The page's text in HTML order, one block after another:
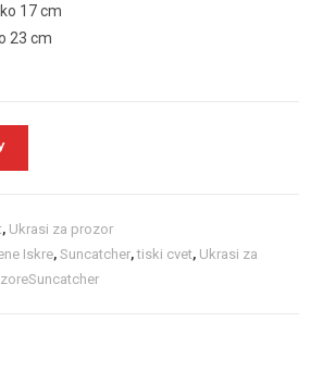
17 cm
23 cm
, Ukrasi za prozor
Iskre,Suncatcher,tiski cvet, Ukrasi za